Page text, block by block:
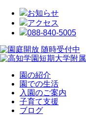
お知らせ
アクセス
088-840-5005
園の紹介
園での生活
入園のご案内
子育て支援
ブログ